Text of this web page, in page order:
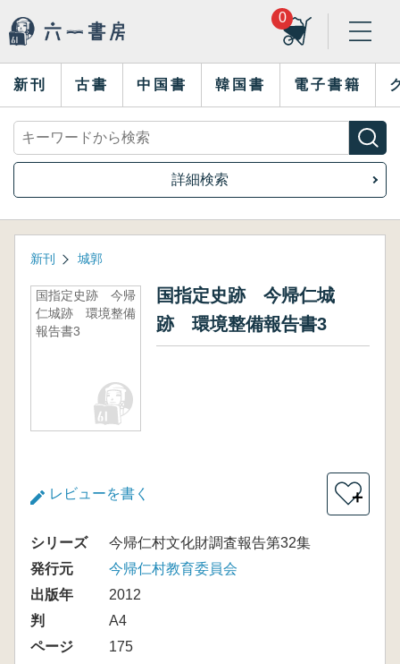
0
新刊 古書 中国書 韓国書 電子書籍
詳細検索
新刊 城郭
国指定史跡 今帰
仁城跡 環境整備
報告書3
国指定史跡 今帰仁城
跡 環境整備報告書3
レビューを書く ＋
シリーズ
今帰仁村文化財調査報告第32集
発行元
今帰仁村教育委員会
出版年
2012
判
A4
ページ
175